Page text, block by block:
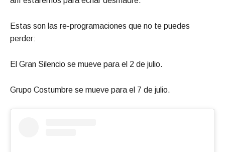
Estas son las re-programaciones que no te puedes
perder:
El Gran Silencio se mueve para el 2 de julio.
Grupo Costumbre se mueve para el 7 de julio.